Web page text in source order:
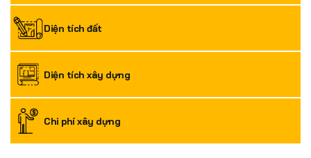
Diện tích đất
Diện tích xây dựng
Chi phí xây dựng